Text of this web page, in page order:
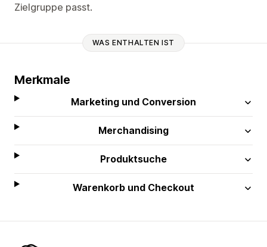
Zielgruppe passt.
WAS ENTHALTEN IST
Merkmale
Marketing und Conversion
Merchandising
Produktsuche
Warenkorb und Checkout